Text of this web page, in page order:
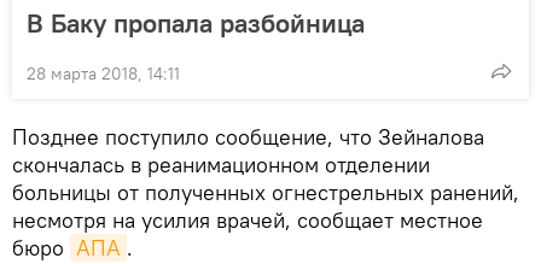
В Баку пропала разбойница
28 марта 2018, 14:11
Позднее поступило сообщение, что Зейналова
скончалась в реанимационном отделении
больницы от полученных огнестрельных ранений,
несмотря на усилия врачей, сообщает местное
бюро АПА .